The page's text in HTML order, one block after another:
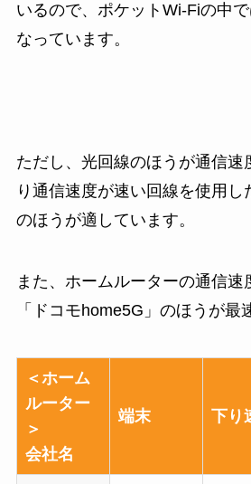
いるので、ポケットWi-Fiの中
なっています。
ただし、光回線のほうが通信速
り通信速度が速い回線を使用し
のほうが適しています。
また、ホームルーターの通信速
「ドコモhome5G」のほうが最
＜ホーム
ルーター
＞
会社名
端末 下り